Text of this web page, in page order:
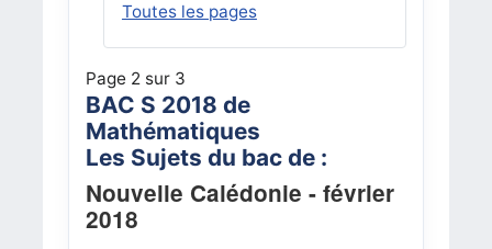
Toutes les pages
Page 2 sur 3
BAC S 2018 de
Mathématiques
Les Sujets du bac de :
Nouvelle Calédonie - février
2018